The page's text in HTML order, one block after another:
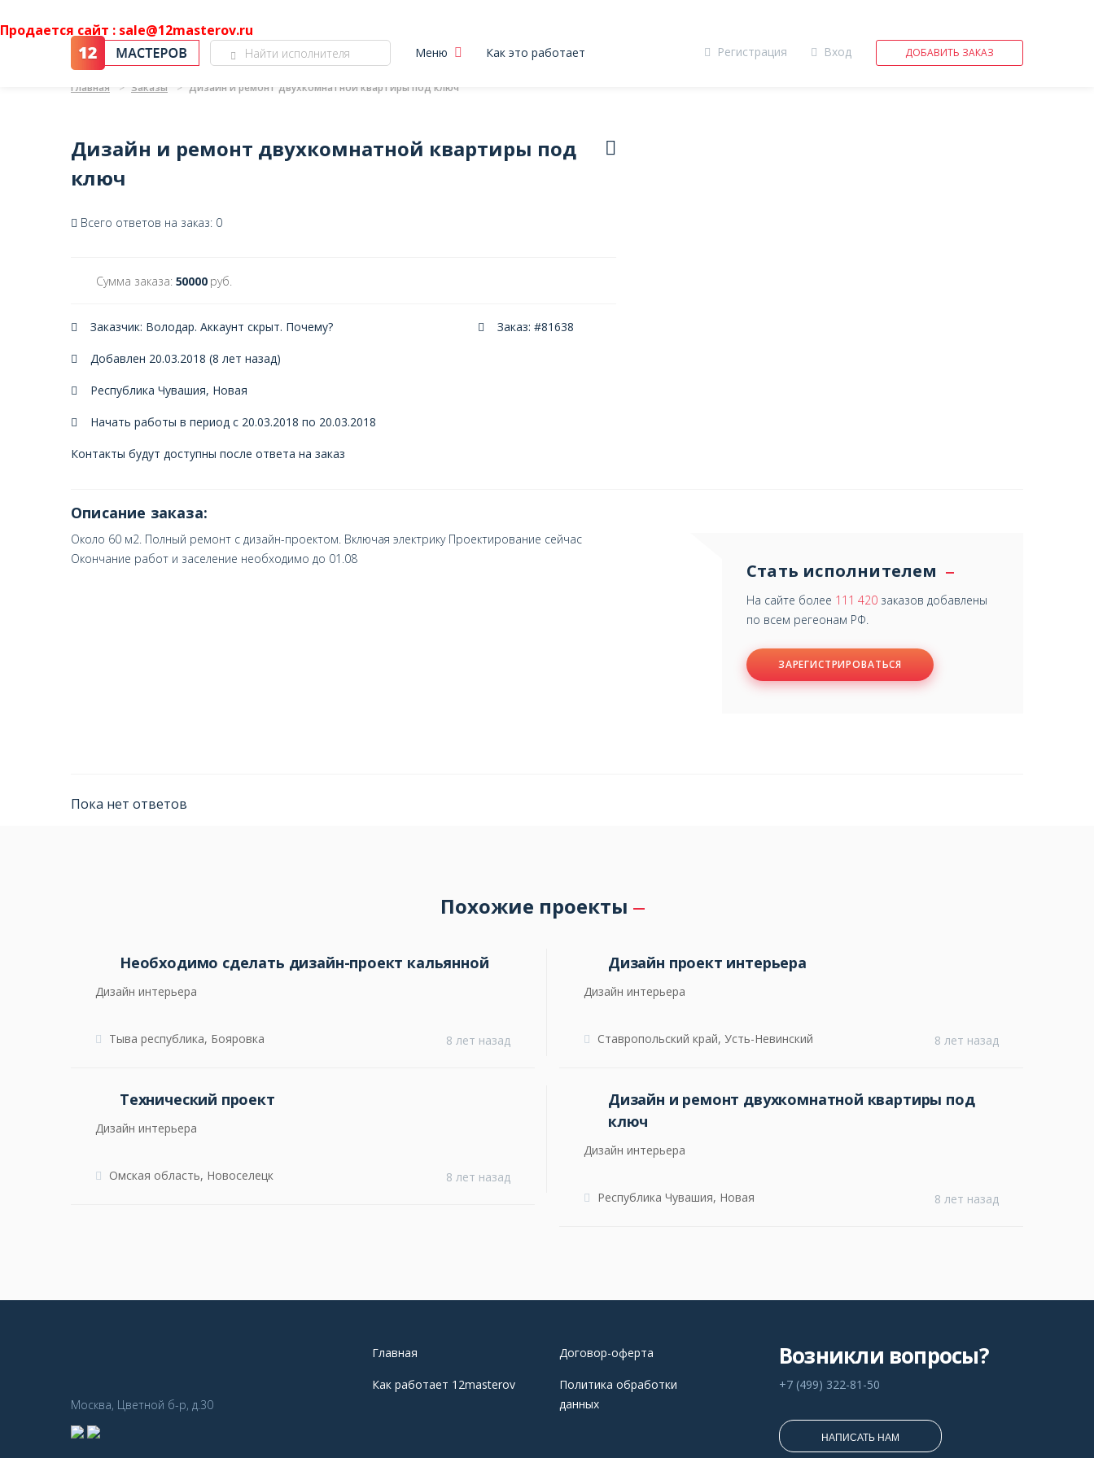
Продается сайт : sale@12masterov.ru
Регистрация Вход ДОБАВИТЬ ЗАКАЗ
Меню Как это работает
Главная Заказы Дизайн и ремонт двухкомнатной квартиры под ключ
Дизайн и ремонт двухкомнатной квартиры под
ключ
Всего ответов на заказ: 0
Сумма заказа: 50000 руб.
Заказ: #81638
Заказчик: Володар. Аккаунт скрыт. Почему?
Добавлен 20.03.2018 (8 лет назад)
Республика Чувашия, Новая
Начать работы в период с 20.03.2018 по 20.03.2018
Контакты будут доступны после ответа на заказ
Описание заказа:
Около 60 м2. Полный ремонт с дизайн-проектом. Включая электрику Проектирование сейчас
Окончание работ и заселение необходимо до 01.08
Стать исполнителем
На сайте более 111 420 заказов добавлены
по всем регеонам РФ.
ЗАРЕГИСТРИРОВАТЬСЯ
Пока нет ответов
Похожие проекты
Необходимо сделать дизайн-проект кальянной
Дизайн интерьера
8 лет назад
Тыва республика, Бояровка
Технический проект
Дизайн интерьера
8 лет назад
Омская область, Новоселецк
Дизайн проект интерьера
Дизайн интерьера
8 лет назад
Ставропольский край, Усть-Невинский
Дизайн и ремонт двухкомнатной квартиры под
ключ
Дизайн интерьера
8 лет назад
Республика Чувашия, Новая
Москва, Цветной б-р, д.30
Главная Договор-оферта
Как работает 12masterov
Политика обработки
данных
Возникли вопросы?
+7 (499) 322-81-50
НАПИСАТЬ НАМ